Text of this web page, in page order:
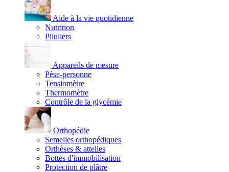
Aide à la vie quotidienne
Nutrition
Piluliers
Appareils de mesure
Pèse-personne
Tensiomètre
Thermomètre
Contrôle de la glycémie
Orthopédie
Semelles orthopédiques
Orthèses & attelles
Bottes d'immobilisation
Protection de plâtre